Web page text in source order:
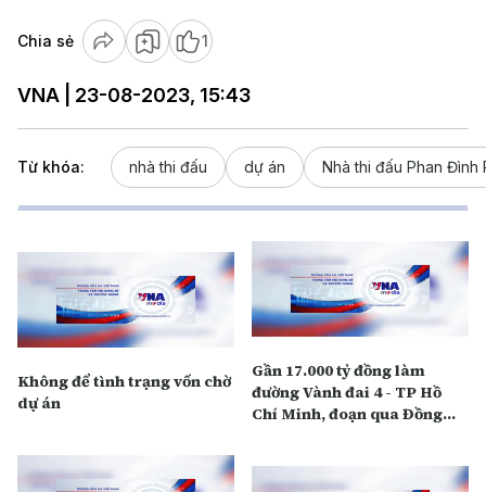
Chia sẻ 1
VNA | 23-08-2023, 15:43
Từ khóa: nhà thi đấu dự án Nhà thi đấu Phan Đình
Không để tình trạng vốn chờ
dự án
Gần 17.000 tỷ đồng làm
đường Vành đai 4 - TP Hồ
Chí Minh, đoạn qua Đồng